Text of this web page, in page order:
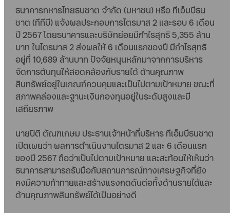
ธนาคารทหารไทยธนชาต จำกัด (มหาชน) หรือ ทีเอ็มบีธน
ชาต (ทีทีบี) แจ้งผลประกอบการไตรมาส 2 และรอบ 6 เดือน
ปี 2567 โดยธนาคารและบริษัทย่อยมีกำไรสุทธิ 5,355 ล้าน
บาท ในไตรมาส 2 ส่งผลให้ 6 เดือนแรกของปี มีกำไรสุทธิ
อยู่ที่ 10,689 ล้านบาท ปัจจัยหนุนหลักมาจากการบริหาร
จัดการต้นทุนให้สอดคล้องกับรายได้ ด้านคุณภาพ
สินทรัพย์อยู่ในเกณฑ์ควบคุมและเป็นไปตามเป้าหมาย ขณะที่
สภาพคล่องและฐานะเงินกองทุนอยู่ในระดับสูงและมี
เสถียรภาพ
นายปิติ ตัณฑเกษม ประธานเจ้าหน้าที่บริหาร ทีเอ็มบีธนชาต
เปิดเผยว่า ผลการดำเนินงานไตรมาส 2 และ 6 เดือนแรก
ของปี 2567 ถือว่าเป็นไปตามเป้าหมาย และสะท้อนให้เห็นว่า
ธนาคารสามารถรับมือกับสถานการณ์ทางเศรษฐกิจที่ยัง
คงมีความท้าทายและสร้างแรงกดดันต่อทั้งด้านรายได้และ
ด้านคุณภาพสินทรัพย์ได้เป็นอย่างดี